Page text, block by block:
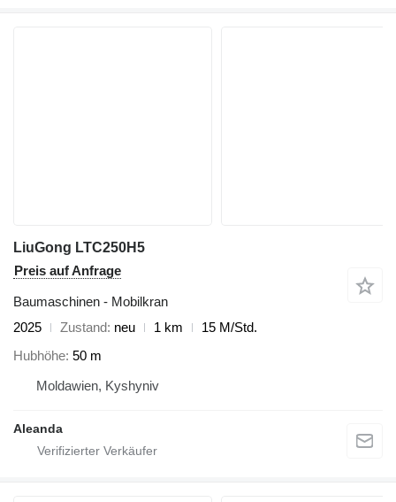
LiuGong LTC250H5
Preis auf Anfrage
Baumaschinen - Mobilkran
2025
Zustand neu 1 km
15 M/Std.
Hubhöhe 50 m
Moldawien, Kyshyniv
Aleanda